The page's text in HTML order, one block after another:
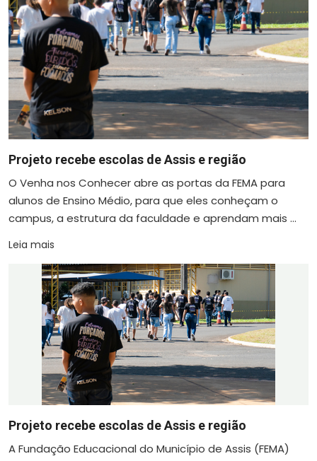
Projeto recebe escolas de Assis e região
O Venha nos Conhecer abre as portas da FEMA para
alunos de Ensino Médio, para que eles conheçam o
campus, a estrutura da faculdade e aprendam mais ...
Leia mais
Projeto recebe escolas de Assis e região
A Fundação Educacional do Município de Assis (FEMA)